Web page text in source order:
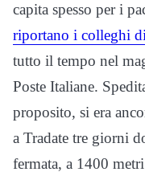
capita spesso per i
riportano i colleghi
tutto il tempo nel
Poste Italiane.
proposito, si era
a Tradate tre giorni
fermata, a 1400